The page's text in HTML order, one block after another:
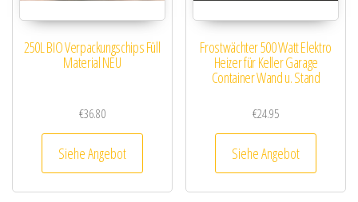
250L BIO Verpackungschips Füll
Material NEU
€36.80
Siehe Angebot
Frostwächter 500 Watt Elektro
Heizer für Keller Garage
Container Wand u. Stand
€24.95
Siehe Angebot